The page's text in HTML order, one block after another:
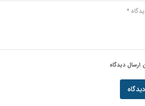
ارسال دیدگاه